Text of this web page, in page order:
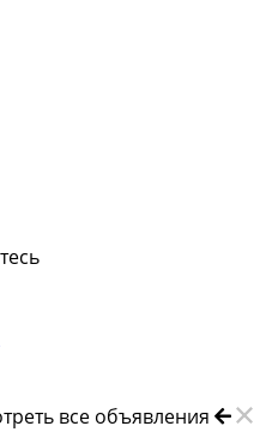
все объявления